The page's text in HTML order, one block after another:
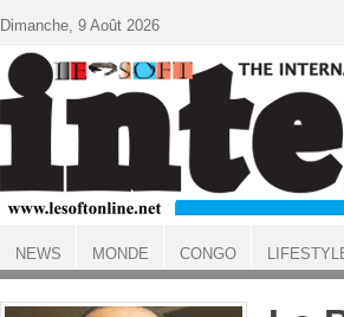
ACCUEIL
Dimanche, 9 Août 2026
NEWS MONDE CONGO